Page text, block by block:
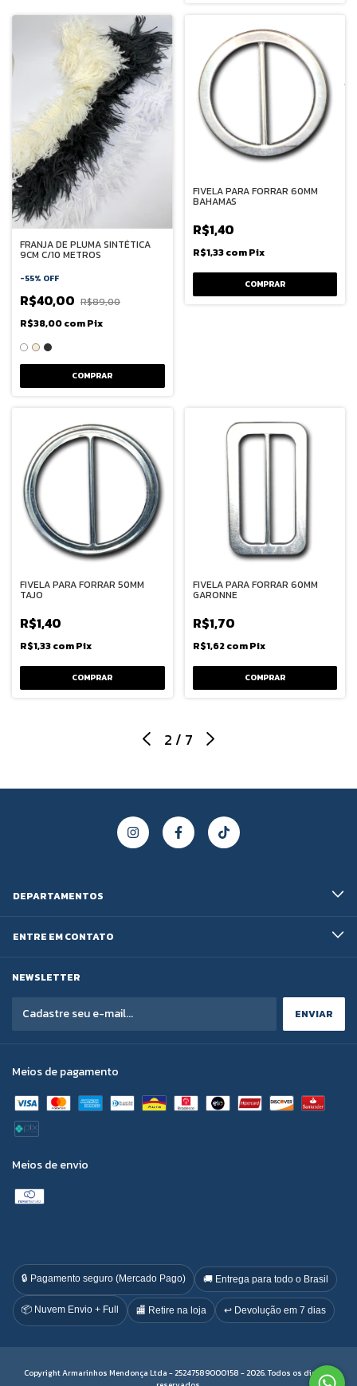
FRANJA DE PLUMA SINTÉTICA
9CM C/10 METROS
-55% OFF
R$40,00 R$89,00
R$38,00comPix
COMPRAR
FIVELA PARA FORRAR 60MM
BAHAMAS
R$1,40
R$1,33comPix
FIVELA PARA FORRAR 50MM
TAJO
R$1,40
R$1,33comPix
COMPRAR
FIVELA PARA FORRAR 60MM
GARONNE
R$1,70
R$1,62comPix
2 / 7
DEPARTAMENTOS
ENTRE EM CONTATO
NEWSLETTER
Meios de pagamento
Meios de envio
🔒 Pagamento seguro (Mercado Pago) 🚚 Entrega para todo o Brasil
📦 Nuvem Envio + Full 🏬 Retire na loja ↩️ Devolução em 7 dias
Copyright Armarinhos Mendonça Ltda - 25247589000158 - 2026. Todos os direitos